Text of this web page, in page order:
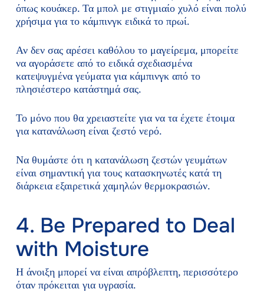
όπως κουάκερ. Τα μπολ με στιγμιαίο χυλό είναι πολύ
χρήσιμα για το κάμπινγκ ειδικά το πρωί.
Αν δεν σας αρέσει καθόλου το μαγείρεμα, μπορείτε
να αγοράσετε από το ειδικά σχεδιασμένα
κατεψυγμένα γεύματα για κάμπινγκ από το
πλησιέστερο κατάστημά σας.
Το μόνο που θα χρειαστείτε για να τα έχετε έτοιμα
για κατανάλωση είναι ζεστό νερό.
Να θυμάστε ότι η κατανάλωση ζεστών γευμάτων
είναι σημαντική για τους κατασκηνωτές κατά τη
διάρκεια εξαιρετικά χαμηλών θερμοκρασιών.
4. Be Prepared to Deal
with Moisture
Η άνοιξη μπορεί να είναι απρόβλεπτη, περισσότερο
όταν πρόκειται για υγρασία.